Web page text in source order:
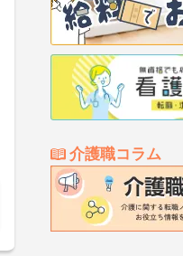
介護職コラム